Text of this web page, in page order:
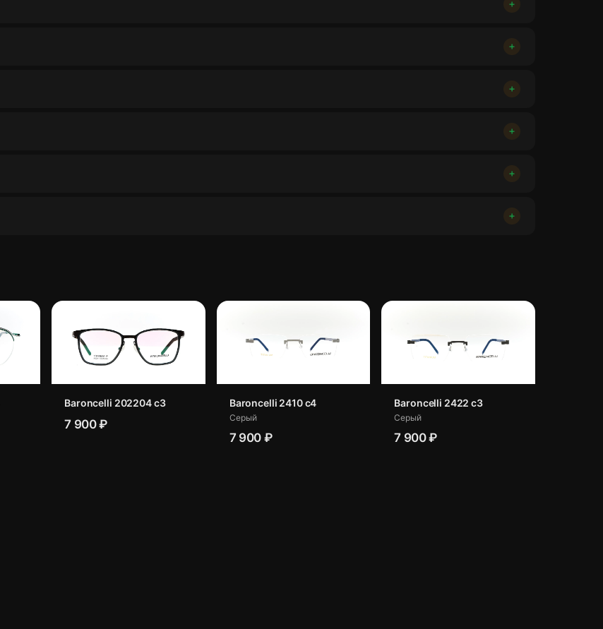
Baroncelli 202204 c3
7 900 ₽
Baroncelli 2410 с4
Серый
7 900 ₽
Baroncelli 2422 с3
Серый
7 900 ₽